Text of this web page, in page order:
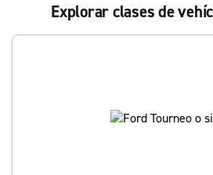
Explorar clases de